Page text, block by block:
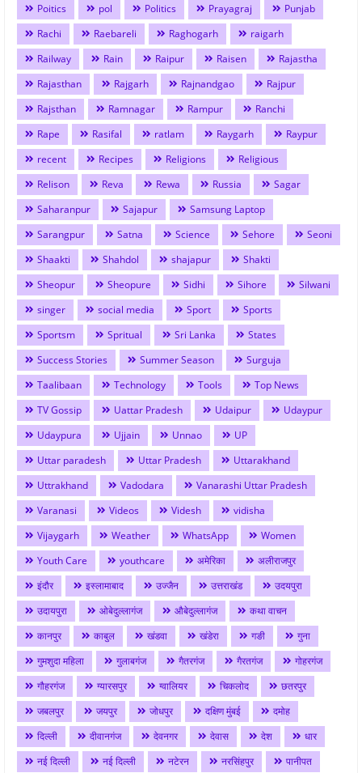
Poitics
pol Politics Prayagraj
Punjab
Rachi
Raebareli Raghogarh
raigarh
Railway
Rain Raipur Raisen
Rajastha
Rajasthan
Rajgarh Rajnandgao
Rajpur
Rajsthan
Ramnagar Rampur
Ranchi
Rape
Rasifal ratlam Raygarh
Raypur
recent
Recipes Religions
Religious
Relison
Reva Rewa Russia
Sagar
Saharanpur
Sajapur
Samsung Laptop
Sarangpur
Satna Science Sehore
Seoni
Shaakti
Shahdol shajapur
Shakti
Sheopur
Sheopure Sidhi Sihore
Silwani
singer
social media Sport
Sports
Sportsm
Spritual Sri Lanka
States
Success Stories
Summer Season
Surguja
Taalibaan
Technology Tools
Top News
TV Gossip
Uattar Pradesh Udaipur
Udaypur
Udaypura
Ujjain Unnao
UP
Uttar paradesh
Uttar Pradesh
Uttarakhand
Uttrakhand
Vadodara
Vanarashi Uttar Pradesh
Varanasi
Videos Videsh
vidisha
Vijaygarh
Weather WhatsApp
Women
Youth Care
youthcare अमेरिका
अलीराजपुर
इंदौर
इस्लामाबाद उज्जैन उत्तराखंड
उदयपुरा
उदायपुरा
ओबेदुल्लागंज औबेदुल्लागंज
कथा वाचन
कानपुर
काबुल खंडवा खंडेरा गङी
गुना
गुमशुदा महिला
गुलाबगंज गैतरगंज गैरतगंज
गोहरगंज
गौहरगंज
ग्यारसपुर ग्वालियर चिकलोद
छतरपुर
जबलपुर
जयपुर जोधपुर दक्षिण मुंबई
दमोह
दिल्ली
दीवानगंज देवनगर देवास देश
धार
नई दिल्ली
नई दिल्ली नटेरन नरसिंहपुर
पानीपत